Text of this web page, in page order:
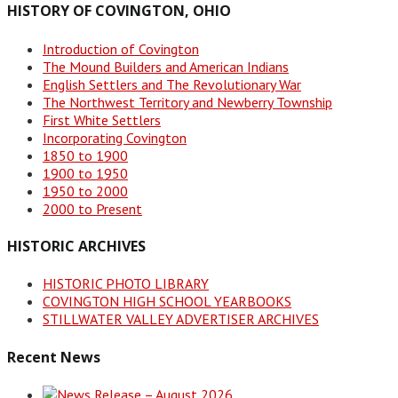
HISTORY OF COVINGTON, OHIO
Introduction of Covington
The Mound Builders and American Indians
English Settlers and The Revolutionary War
The Northwest Territory and Newberry Township
First White Settlers
Incorporating Covington
1850 to 1900
1900 to 1950
1950 to 2000
2000 to Present
HISTORIC ARCHIVES
HISTORIC PHOTO LIBRARY
COVINGTON HIGH SCHOOL YEARBOOKS
STILLWATER VALLEY ADVERTISER ARCHIVES
Recent News